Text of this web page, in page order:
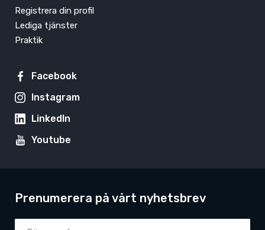
Registrera din profil
Lediga tjänster
Praktik
Facebook
Instagram
LinkedIn
Youtube
Prenumerera på vårt nyhetsbrev